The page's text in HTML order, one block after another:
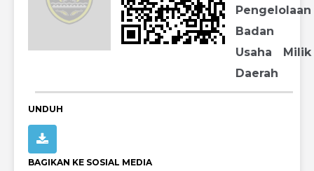
Pengelolaan
Badan
Usaha Milik
Daerah
UNDUH
BAGIKAN KE SOSIAL MEDIA